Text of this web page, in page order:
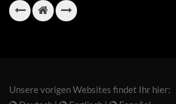
Unsere vorigen Websites findet Ihr hier: